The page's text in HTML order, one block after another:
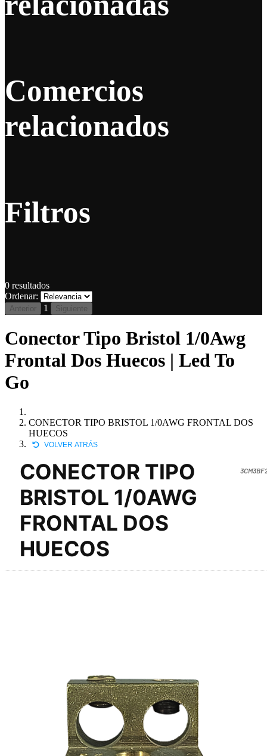
Comercios
relacionados
Filtros
0 resultados
Ordenar:
Anterior 1 Siguiente
Conector Tipo Bristol 1/0Awg
Frontal Dos Huecos | Led To
Go
CONECTOR TIPO BRISTOL 1/0AWG FRONTAL DOS
HUECOS
VOLVER ATRÁS
CONECTOR TIPO
BRISTOL 1/0AWG
FRONTAL DOS
HUECOS